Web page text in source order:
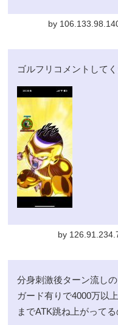
by
ゴルフリコメントして
by
分身刺激後ターン流し
ガード有りで4000万以
までATK跳ね上がってる